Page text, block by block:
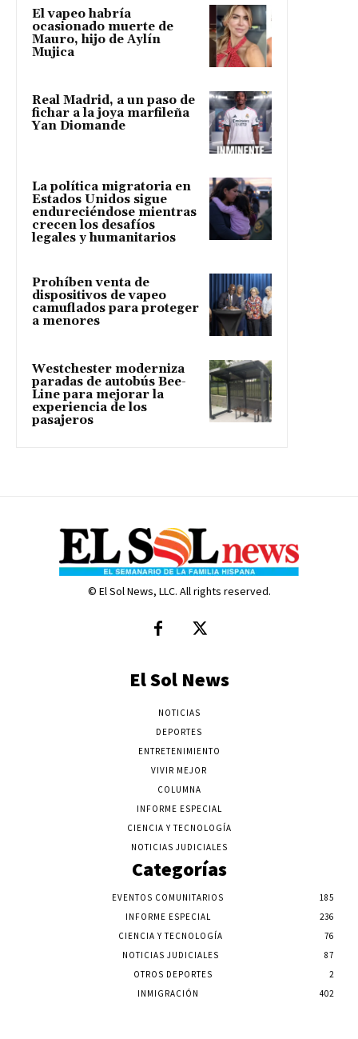
El vapeo habría
ocasionado muerte de
Mauro, hijo de Aylín
Mujica
Real Madrid, a un paso de
fichar a la joya marfileña
Yan Diomande
La política migratoria en
Estados Unidos sigue
endureciéndose mientras
crecen los desafíos
legales y humanitarios
Prohíben venta de
dispositivos de vapeo
camuflados para proteger
a menores
Westchester moderniza
paradas de autobús Bee-
Line para mejorar la
experiencia de los
pasajeros
© El Sol News, LLC. All rights reserved.
El Sol News
NOTICIAS
DEPORTES
ENTRETENIMIENTO
VIVIR MEJOR
COLUMNA
INFORME ESPECIAL
CIENCIA Y TECNOLOGÍA
NOTICIAS JUDICIALES
Categorías
EVENTOS COMUNITARIOS
185
INFORME ESPECIAL
236
CIENCIA Y TECNOLOGÍA
76
NOTICIAS JUDICIALES
87
OTROS DEPORTES
2
INMIGRACIÓN
402